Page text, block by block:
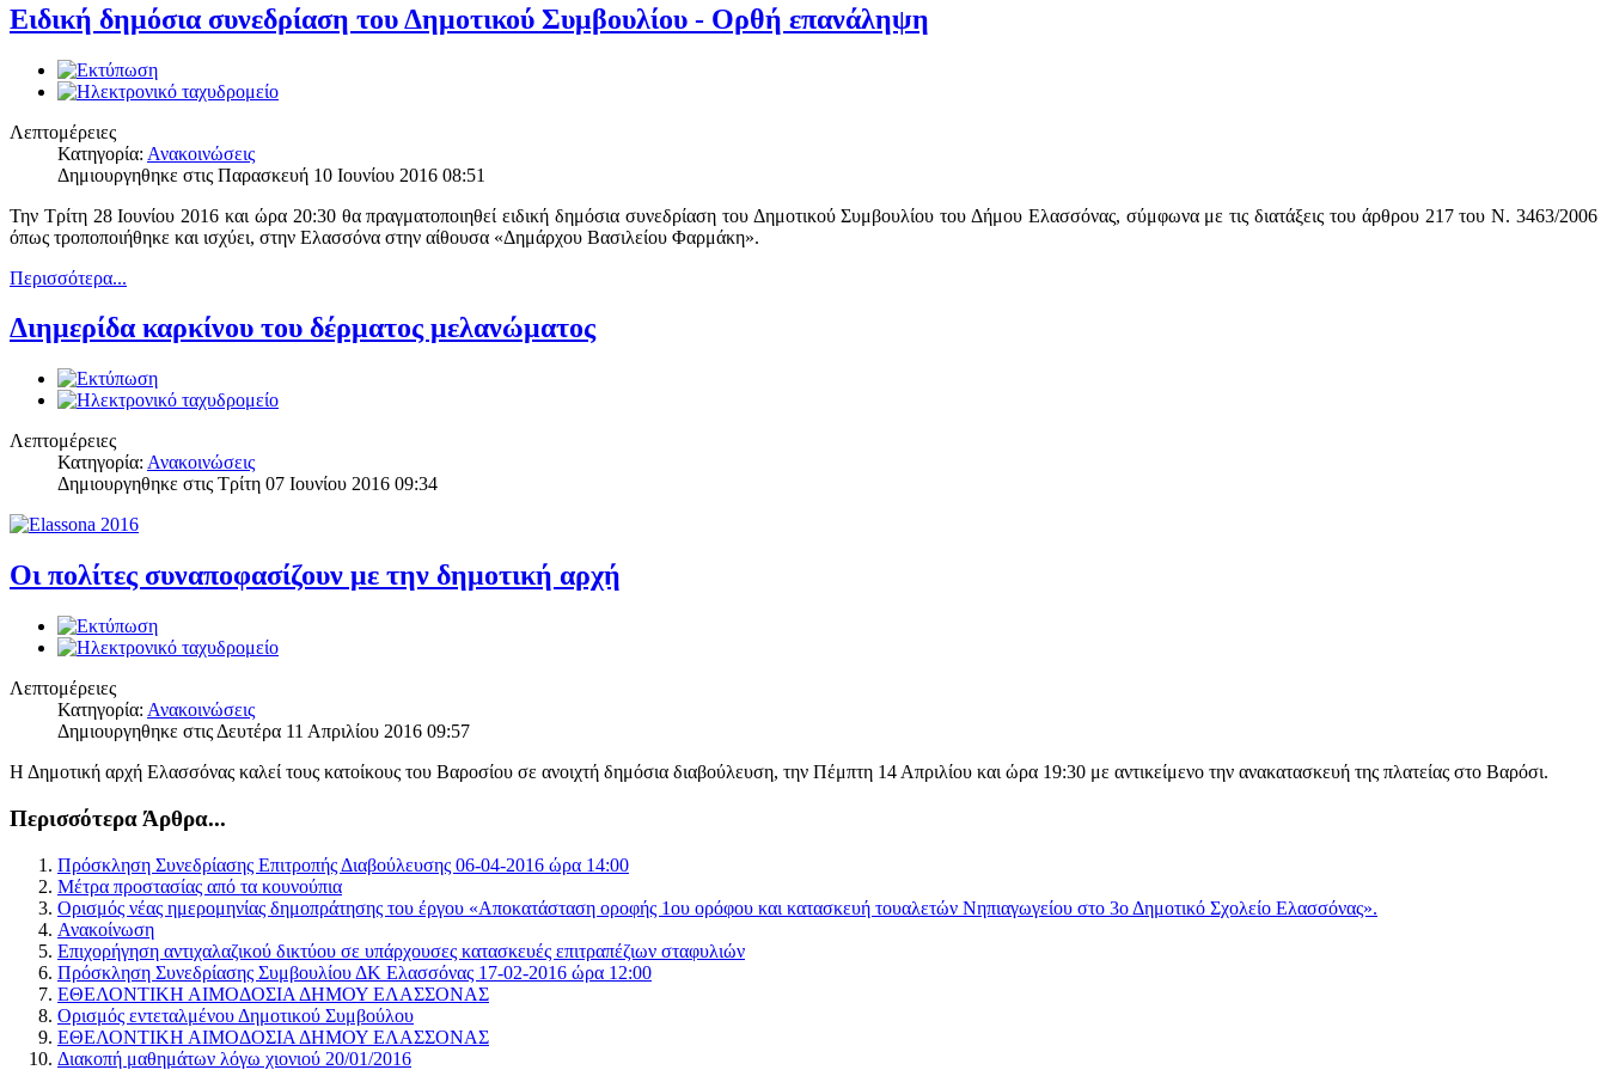
Ειδική δημόσια συνεδρίαση του Δημοτικού Συμβουλίου - Ορθή επανάληψη
Λεπτομέρειες
Κατηγορία: Ανακοινώσεις
Δημιουργηθηκε στις Παρασκευή 10 Ιουνίου 2016 08:51
Την Τρίτη 28 Ιουνίου 2016 και ώρα 20:30 θα πραγματοποιηθεί ειδική δημόσια συνεδρίαση του Δημοτικού Συμβουλίου του Δήμου Ελασσόνας, σύμφωνα με τις διατάξεις του άρθρου 217 του Ν. 3463/2006
όπως τροποποιήθηκε και ισχύει, στην Ελασσόνα στην αίθουσα «Δημάρχου Βασιλείου Φαρμάκη».
Περισσότερα...
Διημερίδα καρκίνου του δέρματος μελανώματος
Λεπτομέρειες
Κατηγορία: Ανακοινώσεις
Δημιουργηθηκε στις Τρίτη 07 Ιουνίου 2016 09:34
Οι πολίτες συναποφασίζουν με την δημοτική αρχή
Λεπτομέρειες
Κατηγορία: Ανακοινώσεις
Δημιουργηθηκε στις Δευτέρα 11 Απριλίου 2016 09:57
Η Δημοτική αρχή Ελασσόνας καλεί τους κατοίκους του Βαροσίου σε ανοιχτή δημόσια διαβούλευση, την Πέμπτη 14 Απριλίου και ώρα 19:30 με αντικείμενο την ανακατασκευή της πλατείας στο Βαρόσι.
Περισσότερα Άρθρα...
Πρόσκληση Συνεδρίασης Επιτροπής Διαβούλευσης 06-04-2016 ώρα 14:00
Μέτρα προστασίας από τα κουνούπια
Ορισμός νέας ημερομηνίας δημοπράτησης του έργου «Αποκατάσταση οροφής 1ου ορόφου και κατασκευή τουαλετών Νηπιαγωγείου στο 3ο Δημοτικό Σχολείο Ελασσόνας».
Ανακοίνωση
Επιχορήγηση αντιχαλαζικού δικτύου σε υπάρχουσες κατασκευές επιτραπέζιων σταφυλιών
Πρόσκληση Συνεδρίασης Συμβουλίου ΔΚ Ελασσόνας 17-02-2016 ώρα 12:00
ΕΘΕΛΟΝΤΙΚΗ ΑΙΜΟΔΟΣΙΑ ΔΗΜΟΥ ΕΛΑΣΣΟΝΑΣ
Ορισμός εντεταλμένου Δημοτικού Συμβούλου
ΕΘΕΛΟΝΤΙΚΗ ΑΙΜΟΔΟΣΙΑ ΔΗΜΟΥ ΕΛΑΣΣΟΝΑΣ
Διακοπή μαθημάτων λόγω χιονιού 20/01/2016